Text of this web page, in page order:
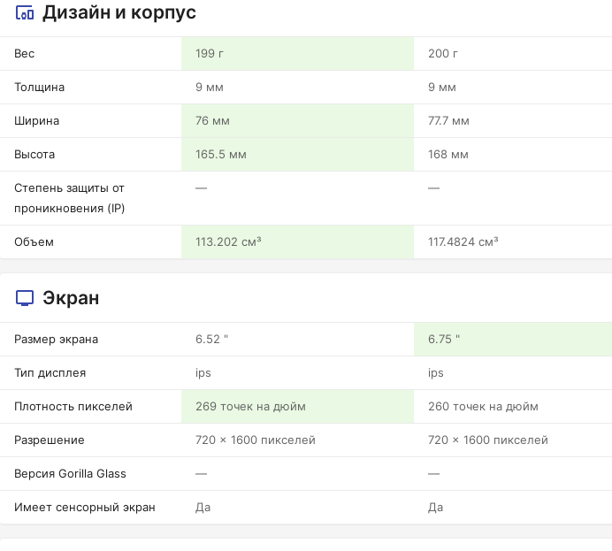
Дизайн и корпус
Вес 199 г 200 г
Толщина 9 мм 9 мм
Ширина 76 мм 77.7 мм
Высота 165.5 мм 168 мм
Степень защиты от
проникновения (IP)
— —
Объем 113.202 см³ 117.4824 см³
Экран
Размер экрана 6.52 " 6.75 "
Тип дисплея ips ips
Плотность пикселей 269 точек на дюйм 260 точек на дюйм
Разрешение 720 x 1600 пикселей 720 x 1600 пикселей
Версия Gorilla Glass — —
Имеет сенсорный экран Да Да